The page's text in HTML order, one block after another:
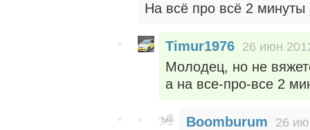
На всё про всё 2 минуты
Timur1976 26 июн
Молодец, но не
а на все-про-все 2
Boomburum 26